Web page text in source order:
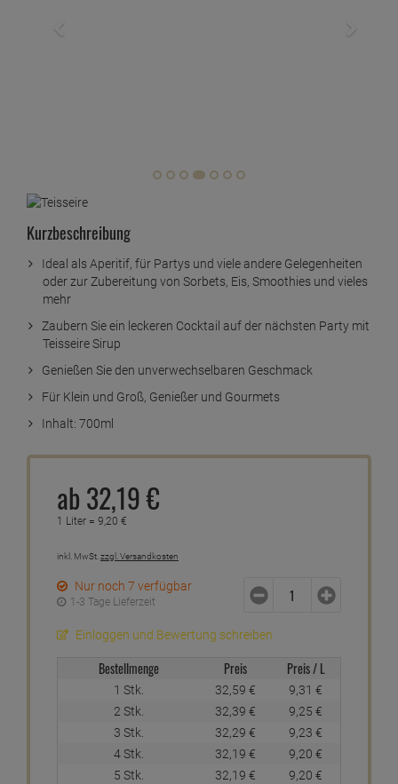
Kurzbeschreibung
Ideal als Aperitif, für Partys und viele andere Gelegenheiten
oder zur Zubereitung von Sorbets, Eis, Smoothies und vieles
mehr
Zaubern Sie ein leckeren Cocktail auf der nächsten Party mit
Teisseire Sirup
Genießen Sie den unverwechselbaren Geschmack
Für Klein und Groß, Genießer und Gourmets
Inhalt: 700ml
ab 32,19€
1 Liter = 9,20 €
inkl. MwSt.zzgl. Versandkosten
Nur noch 7 verfügbar
1-3 Tage Lieferzeit
Einloggen und Bewertung schreiben
Bestellmenge Preis Preis / L
1 Stk. 32,59 € 9,31 €
2 Stk.
32,39 € 9,25 €
3 Stk.
32,29 € 9,23 €
4 Stk.
32,19 € 9,20 €
5 Stk.
32,19 € 9,20 €